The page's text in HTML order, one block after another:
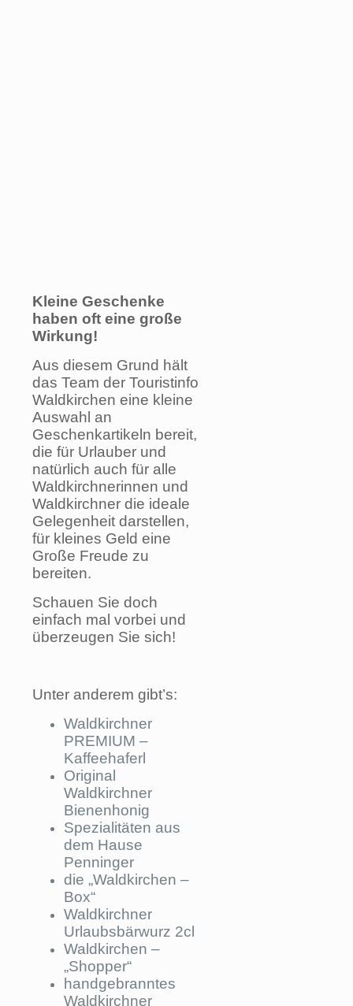
Kleine Geschenke
haben oft eine große
Wirkung!
Aus diesem Grund hält
das Team der Touristinfo
Waldkirchen eine kleine
Auswahl an
Geschenkartikeln bereit,
die für Urlauber und
natürlich auch für alle
Waldkirchnerinnen und
Waldkirchner die ideale
Gelegenheit darstellen,
für kleines Geld eine
Große Freude zu
bereiten.
Schauen Sie doch
einfach mal vorbei und
überzeugen Sie sich!
Unter anderem gibt’s:
Waldkirchner
PREMIUM –
Kaffeehaferl
Original
Waldkirchner
Bienenhonig
Spezialitäten aus
dem Hause
Penninger
die „Waldkirchen –
Box“
Waldkirchner
Urlaubsbärwurz 2cl
Waldkirchen –
„Shopper“
handgebranntes
Waldkirchner